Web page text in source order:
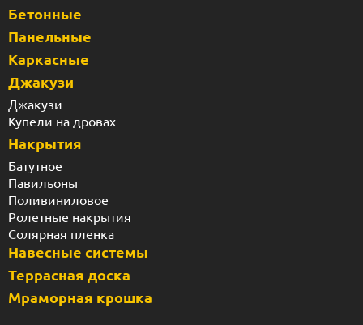
Бетонные
Панельные
Каркасные
Джакузи
Джакузи
Купели на дровах
Накрытия
Батутное
Павильоны
Поливиниловое
Ролетные накрытия
Солярная пленка
Навесные системы
Террасная доска
Мраморная крошка